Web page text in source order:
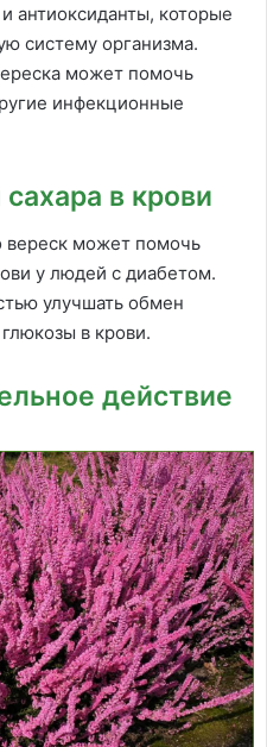
антиоксиданты, которые
систему организма.
может помочь
инфекционные
в крови
вереск может помочь
у людей с диабетом.
улучшать обмен
в крови.
действие